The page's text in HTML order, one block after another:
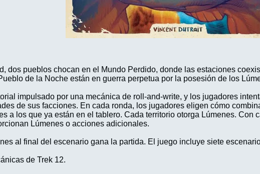
dos pueblos chocan en el Mundo Perdido, donde las estaciones
de la Noche están en guerra perpetua por la posesión de los
impulsado por una mecánica de roll-and-write, y los jugadores
de sus facciones. En cada ronda, los jugadores eligen cómo
a los que ya están en el tablero. Cada territorio otorga Lúmenes. Con
Lúmenes o acciones adicionales.
al final del escenario gana la partida. El juego incluye siete
de Trek 12.